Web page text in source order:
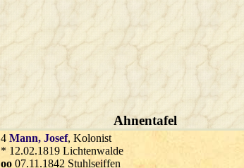
Ahnentafel
4 Mann, Josef, Kolonist
* 12.02.1819 Lichtenwalde
oo 07.11.1842 Stuhlseiffen